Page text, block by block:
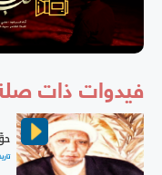
فيدوات ذات